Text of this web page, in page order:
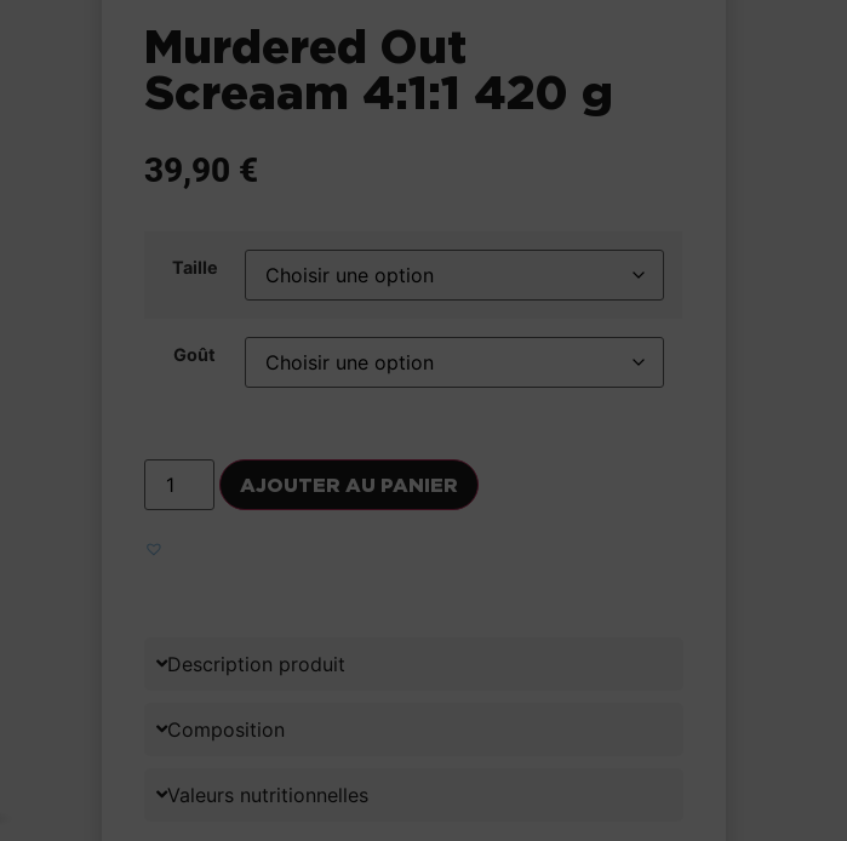
Murdered Out
Screaam 4:1:1 420 g
39,90 €
Taille
Goût
AJOUTER AU PANIER
Description produit
Composition
Valeurs nutritionnelles